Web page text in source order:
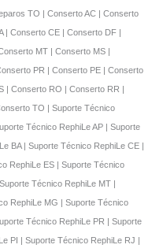
TO | Conserto AC | Conserto
| Conserto CE | Conserto DF |
MT | Conserto MS |
PR | Conserto PE | Conserto
| Conserto RO | Conserto RR |
TO | Suporte Técnico
Técnico RephiLe AP | Suporte
BA | Suporte Técnico RephiLe CE |
RephiLe ES | Suporte Técnico
Técnico RephiLe MT |
RephiLe MG | Suporte Técnico
Técnico RephiLe PR | Suporte
PI | Suporte Técnico RephiLe RJ |